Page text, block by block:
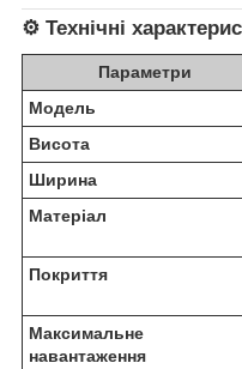
⚙️ Технічні
Параметри
Модель
Висота
Ширина
Матеріал
Покриття
Максимальне
навантаження